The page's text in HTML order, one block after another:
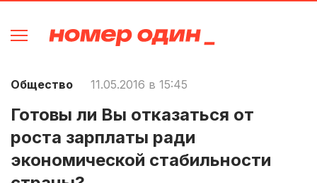
Общество 11.05.2016 в 15:45
Готовы ли Вы отказаться от
роста зарплаты ради
экономической стабильности